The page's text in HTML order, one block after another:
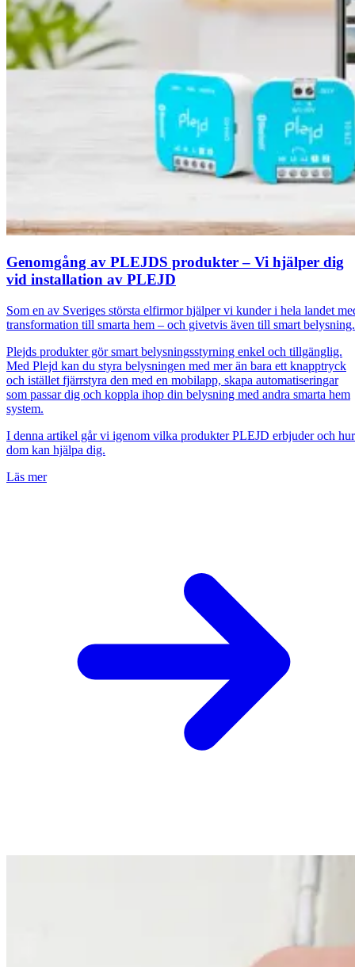
Genomgång av PLEJDS produkter – Vi hjälper dig
vid installation av PLEJD
Som en av Sveriges största elfirmor hjälper vi kunder i hela landet
transformation till smarta hem – och givetvis även till smart
Plejds produkter gör smart belysningsstyrning enkel och tillgänglig.
Med Plejd kan du styra belysningen med mer än bara ett knapptryck
och istället fjärrstyra den med en mobilapp, skapa automatiseringar
som passar dig och koppla ihop din belysning med andra smarta hem
system.
I denna artikel går vi igenom vilka produkter PLEJD erbjuder och hur
dom kan hjälpa dig.
Läs mer